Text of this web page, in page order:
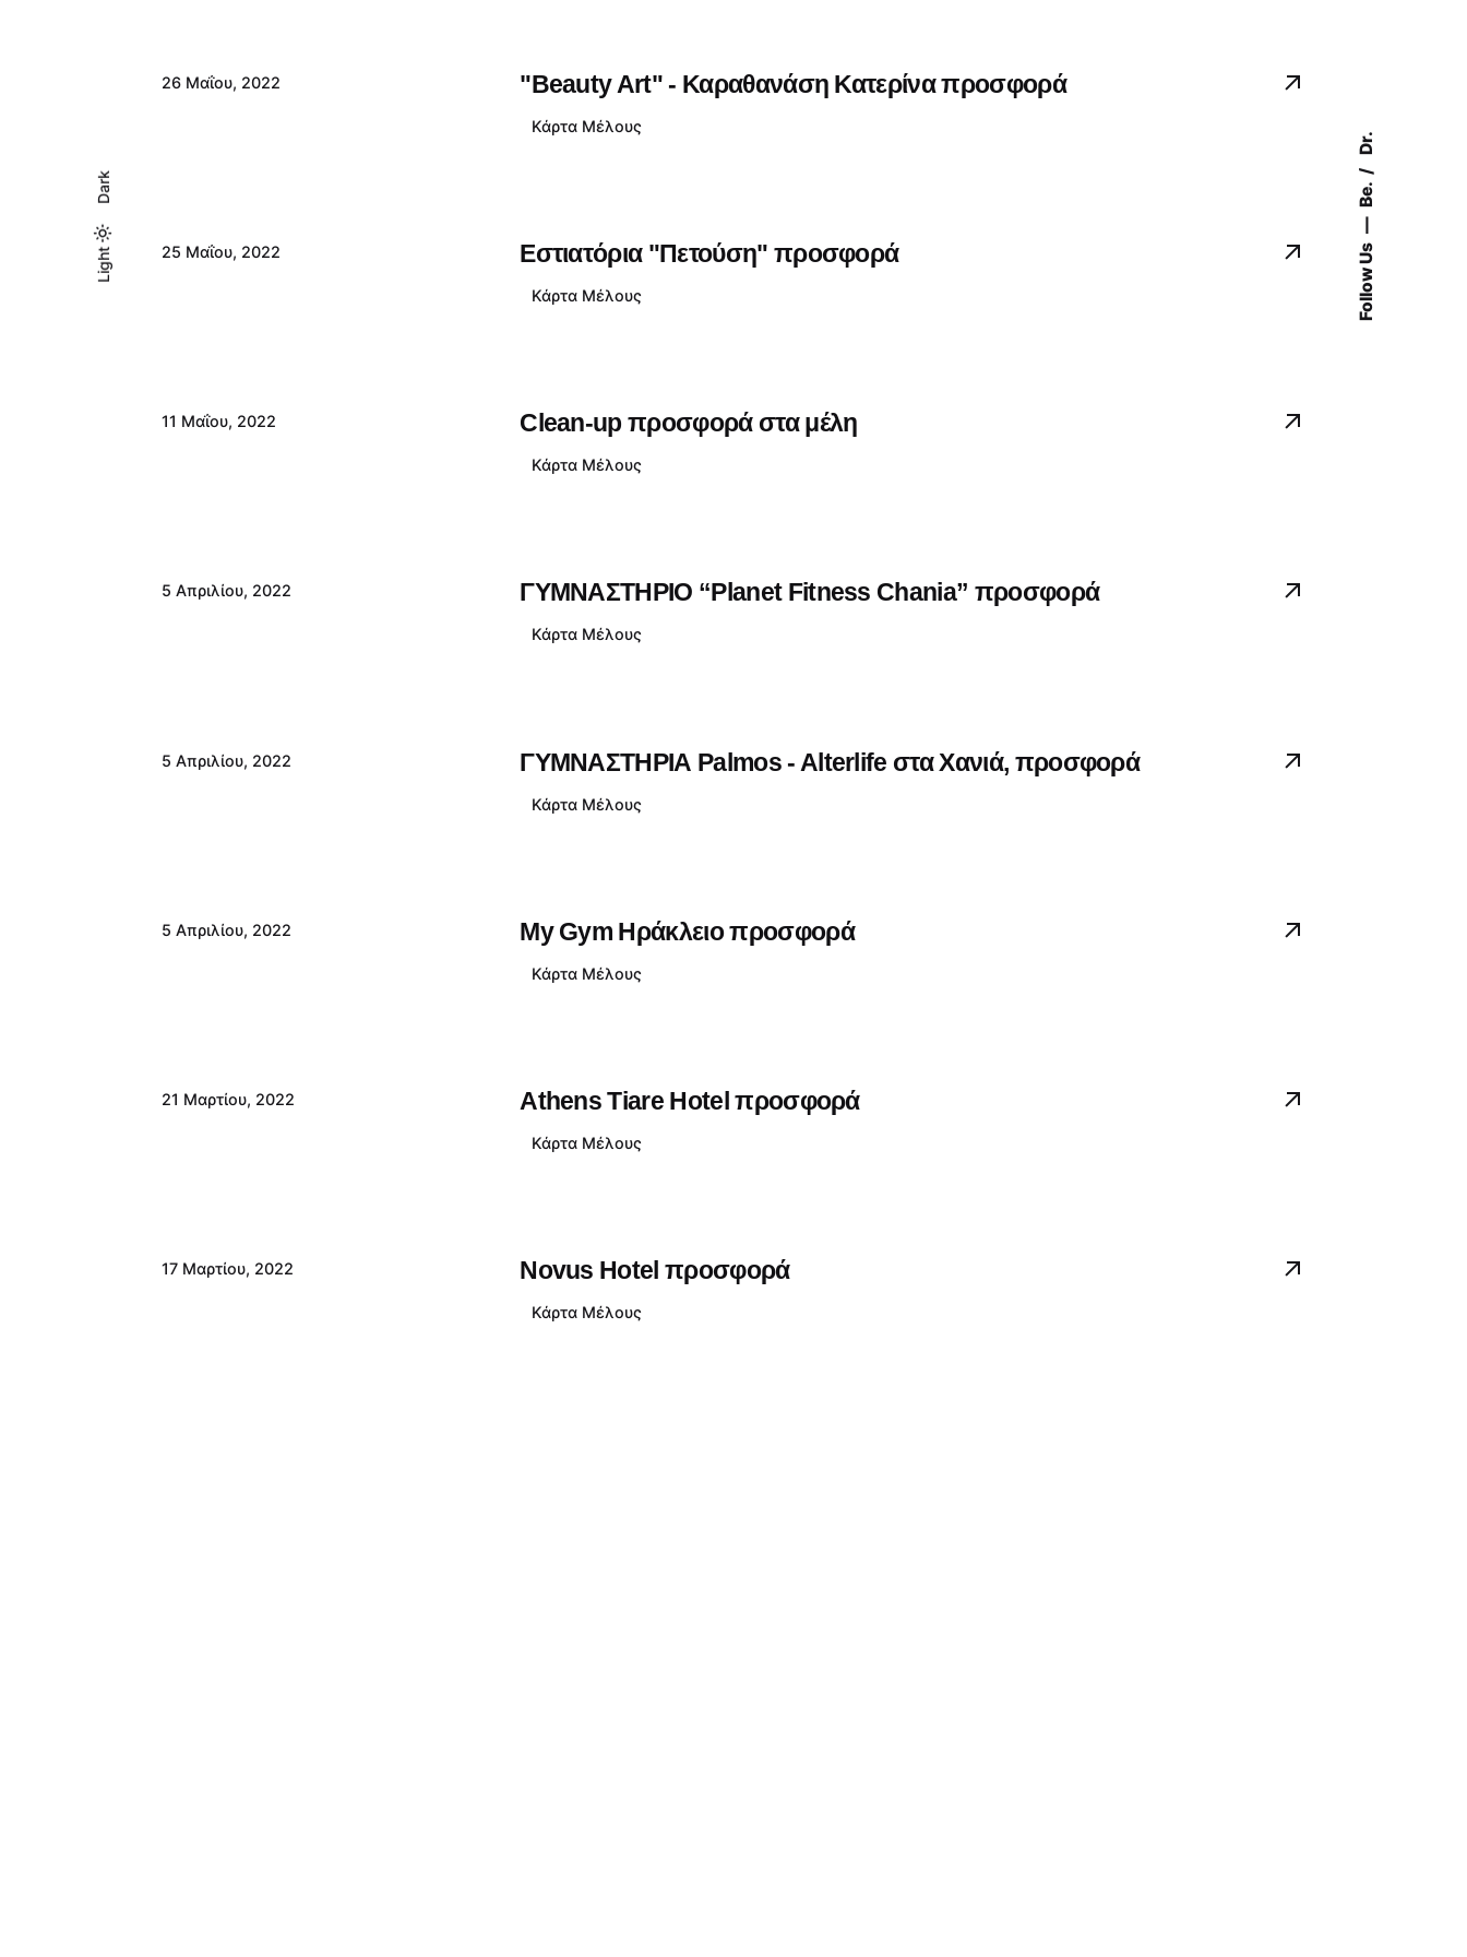
Light
Dark
Light
Dark Follow Us
Be.
Dr.
26 Μαΐου, 2022 "Beauty Art" - Καραθανάση Κατερίνα προσφορά
Κάρτα Μέλους
25 Μαΐου, 2022 Εστιατόρια "Πετούση" προσφορά
Κάρτα Μέλους
11 Μαΐου, 2022 Clean-up προσφορά στα μέλη
Κάρτα Μέλους
5 Απριλίου, 2022 ΓΥΜΝΑΣΤΗΡΙΟ “Planet Fitness Chania” προσφορά
Κάρτα Μέλους
5 Απριλίου, 2022 ΓΥΜΝΑΣΤΗΡΙΑ Palmos - Alterlife στα Χανιά, προσφορά
Κάρτα Μέλους
5 Απριλίου, 2022 My Gym Ηράκλειο προσφορά
Κάρτα Μέλους
21 Μαρτίου, 2022 Athens Tiare Hotel προσφορά
Κάρτα Μέλους
17 Μαρτίου, 2022 Novus Hotel προσφορά
Κάρτα Μέλους